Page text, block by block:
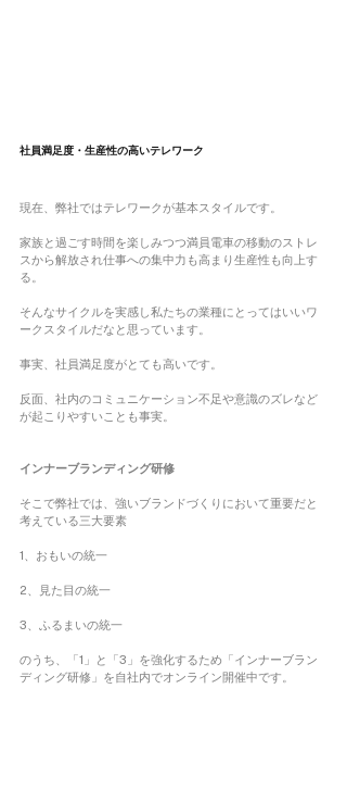
社員満足度・生産性の高いテレワーク
現在、弊社ではテレワークが基本スタイルです。
家族と過ごす時間を楽しみつつ満員電車の移動のストレ
スから解放され仕事への集中力も高まり生産性も向上す
る。
そんなサイクルを実感し私たちの業種にとってはいいワ
ークスタイルだなと思っています。
事実、社員満足度がとても高いです。
反面、社内のコミュニケーション不足や意識のズレなど
が起こりやすいことも事実。
インナーブランディング研修
そこで弊社では、強いブランドづくりにおいて重要だと
考えている三大要素
1、おもいの統一
2、見た目の統一
3、ふるまいの統一
のうち、「1」と「3」を強化するため「インナーブラン
ディング研修」を自社内でオンライン開催中です。